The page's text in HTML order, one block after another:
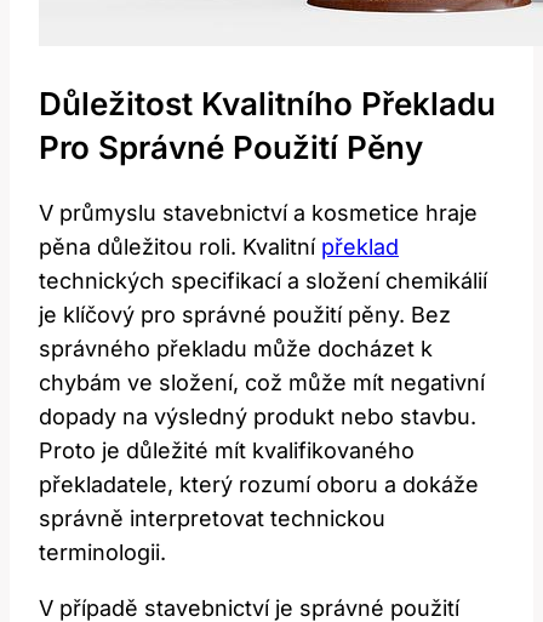
Důležitost Kvalitního Překladu
Pro Správné Použití Pěny
V průmyslu stavebnictví a kosmetice hraje
pěna důležitou roli. Kvalitní překlad
technických specifikací a složení chemikálií
je klíčový pro správné použití pěny. Bez
správného překladu může docházet k
chybám ve složení, což může mít negativní
dopady na výsledný produkt nebo stavbu.
Proto je důležité mít kvalifikovaného
překladatele, který rozumí oboru a dokáže
správně interpretovat technickou
terminologii.
V případě stavebnictví je správné použití